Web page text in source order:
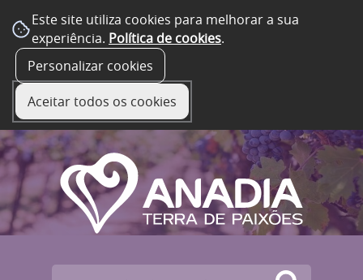
Este site utiliza cookies para melhorar a sua
experiência. Política de cookies.
Personalizar cookies
Aceitar todos os cookies